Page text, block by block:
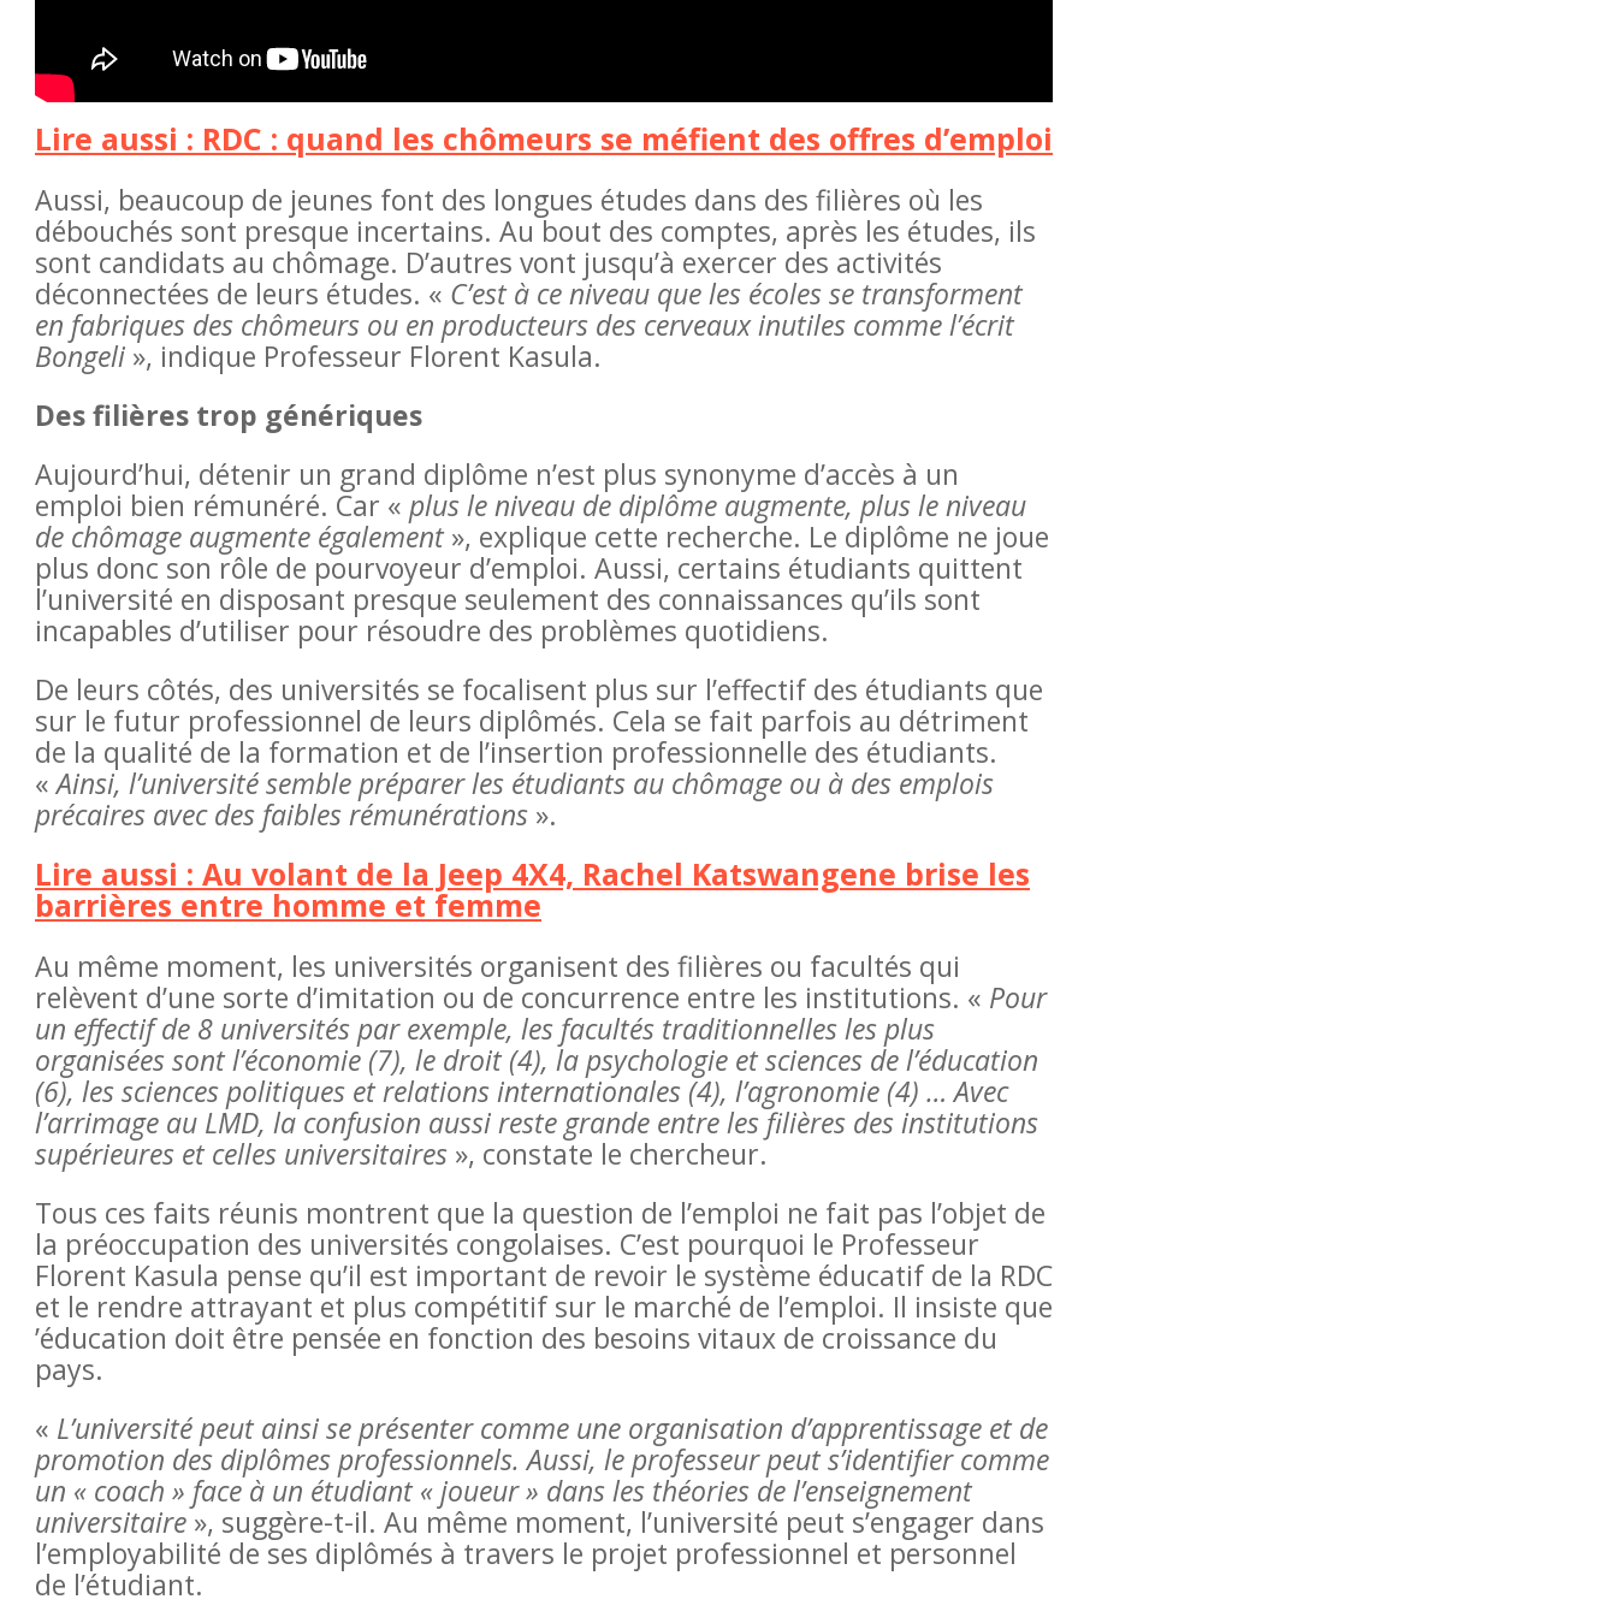
Lire aussi : RDC : quand les chômeurs se méfient des offres d’emploi
Aussi, beaucoup de jeunes font des longues études dans des filières où les
débouchés sont presque incertains. Au bout des comptes, après les études, ils
sont candidats au chômage. D’autres vont jusqu’à exercer des activités
déconnectées de leurs études. « C’est à ce niveau que les écoles se transforment
en fabriques des chômeurs ou en producteurs des cerveaux inutiles comme l’écrit
Bongeli », indique Professeur Florent Kasula.
Des filières trop génériques
Aujourd’hui, détenir un grand diplôme n’est plus synonyme d’accès à un
emploi bien rémunéré. Car « plus le niveau de diplôme augmente, plus le niveau
de chômage augmente également», explique cette recherche. Le diplôme ne joue
plus donc son rôle de pourvoyeur d’emploi. Aussi, certains étudiants quittent
l’université en disposant presque seulement des connaissances qu’ils sont
incapables d’utiliser pour résoudre des problèmes quotidiens.
De leurs côtés, des universités se focalisent plus sur l’effectif des étudiants que
sur le futur professionnel de leurs diplômés. Cela se fait parfois au détriment
de la qualité de la formation et de l’insertion professionnelle des étudiants.
«Ainsi, l’université semble préparer les étudiants au chômage ou à des emplois
précaires avec des faibles rémunérations ».
Lire aussi : Au volant de la Jeep 4X4, Rachel Katswangene brise les
barrières entre homme et femme
Au même moment, les universités organisent des filières ou facultés qui
relèvent d’une sorte d’imitation ou de concurrence entre les institutions. « Pour
un effectif de 8 universités par exemple, les facultés traditionnelles les plus
organisées sont l’économie (7), le droit (4), la psychologie et sciences de l’éducation
(6), les sciences politiques et relations internationales (4), l’agronomie (4) … Avec
l’arrimage au LMD, la confusion aussi reste grande entre les filières des institutions
supérieures et celles universitaires », constate le chercheur.
Tous ces faits réunis montrent que la question de l’emploi ne fait pas l’objet de
la préoccupation des universités congolaises. C’est pourquoi le Professeur
Florent Kasula pense qu’il est important de revoir le système éducatif de la RDC
et le rendre attrayant et plus compétitif sur le marché de l’emploi. Il insiste que
’éducation doit être pensée en fonction des besoins vitaux de croissance du
pays.
« L’université peut ainsi se présenter comme une organisation d’apprentissage et de
promotion des diplômes professionnels. Aussi, le professeur peut s’identifier comme
un « coach » face à un étudiant « joueur » dans les théories de l’enseignement
universitaire», suggère-t-il. Au même moment, l’université peut s’engager dans
l’employabilité de ses diplômés à travers le projet professionnel et personnel
de l’étudiant.